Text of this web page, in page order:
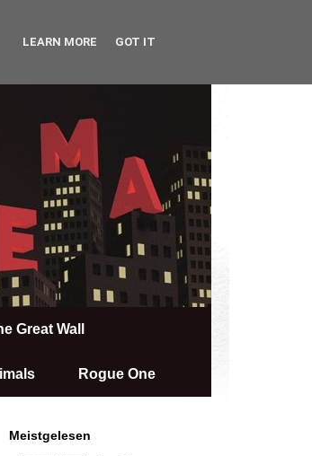
Great Wall
Rogue One
Meistgelesen
LEARN MORE GOT IT